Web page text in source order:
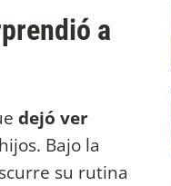
a
dejó ver
Bajo la
su rutina